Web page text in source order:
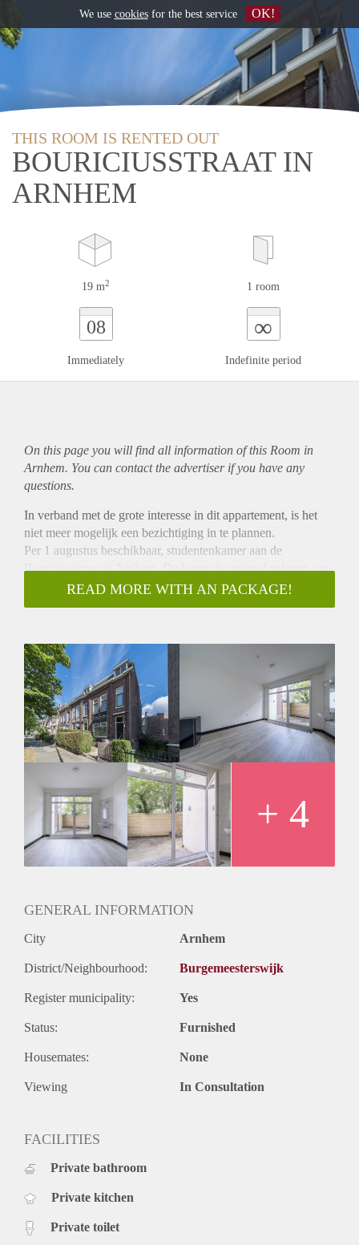
THIS ROOM IS RENTED OUT
BOURICIUSSTRAAT IN
ARNHEM
19 m2 1 room
08
Immediately
∞
Indefinite period
On this page you will find all information of this Room in
Arnhem. You can contact the advertiser if you have any
questions.
In verband met de grote interesse in dit appartement, is het
niet meer mogelijk een bezichtiging in te plannen.
Per 1 augustus beschikbaar, studentenkamer aan de
Bouriciusstraat in Arnhem. De kamer is centraal gelegen, op
loopafstand van het centraal station en binnenstad van
Arnhem.
Er is een gedeelde keuken, badkamer en tuin.
Bijzonderheden:
Huurprijs € 355,00 is exclusief € 125,00 voorschot
g/w/e/internet, witgoed, schoonmaak en servicekosten |
Borgsom 1 maand huur | Huisdieren niet toegestaan |
Maximaal 1 persoon | Alleen geschikt voor studenten |
READ MORE WITH AN PACKAGE!
+ 4
GENERAL INFORMATION
City Arnhem
District/Neighbourhood: Burgemeesterswijk
Register municipality: Yes
Status: Furnished
Housemates: None
Viewing In Consultation
FACILITIES
Private bathroom
Private kitchen
Private toilet
We use cookiesfor the best service OK!